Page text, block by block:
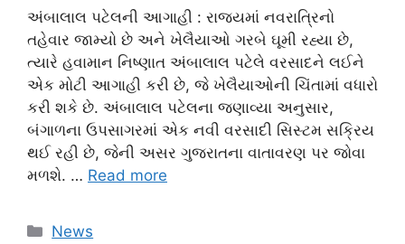
અંબાલાલ પટેલની આગાહી : રાજ્યમાં નવરાત્રિનો
તહેવાર જામ્યો છે અને ખેલૈયાઓ ગરબે ઘૂમી રહ્યા છે,
ત્યારે હવામાન નિષ્ણાત અંબાલાલ પટેલે વરસાદને લઈને
એક મોટી આગાહી કરી છે, જે ખેલૈયાઓની ચિંતામાં વધારો
કરી શકે છે. અંબાલાલ પટેલના જણાવ્યા અનુસાર,
બંગાળના ઉપસાગરમાં એક નવી વરસાદી સિસ્ટમ સક્રિય
થઈ રહી છે, જેની અસર ગુજરાતના વાતાવરણ પર જોવા
મળશે. … Read more
Categories
News